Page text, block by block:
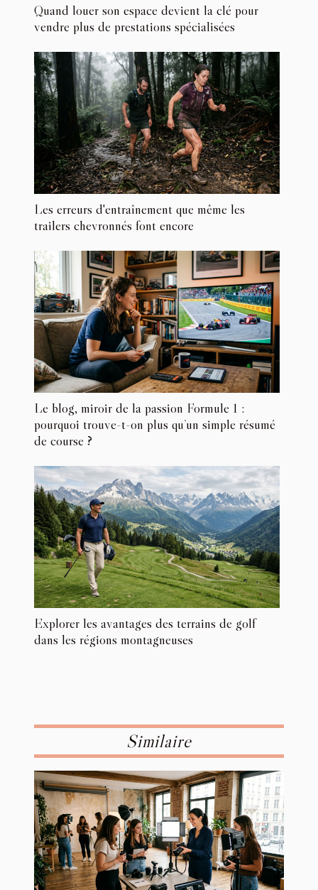
Quand louer son espace devient la clé pour
vendre plus de prestations spécialisées
Les erreurs d'entraînement que même les
trailers chevronnés font encore
Le blog, miroir de la passion Formule 1 :
pourquoi trouve-t-on plus qu’un simple résumé
de course ?
Explorer les avantages des terrains de golf
dans les régions montagneuses
Similaire